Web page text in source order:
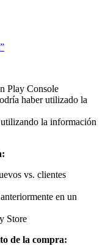
Play Console
haber utilizado la
la información
vs. clientes
en un
Store
de la compra: